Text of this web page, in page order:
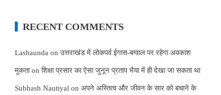
RECENT COMMENTS
Lashaunda onउत्तराखंड में लोकपर्व ईगास-बग्वाल पर रहेगा अवकाश
मुकताonशिक्षा प्रसार का ऐसा जुनून प्रताप भैया में ही देखा जा सकता था
Subhash Nautiyal on अपने अस्तित्व और जीवन के सार को बचाने के